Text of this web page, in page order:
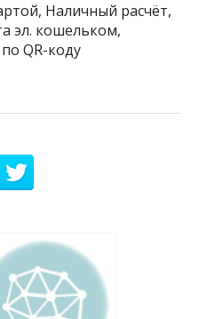
Наличный расчёт,
эл. кошельком,
QR-коду